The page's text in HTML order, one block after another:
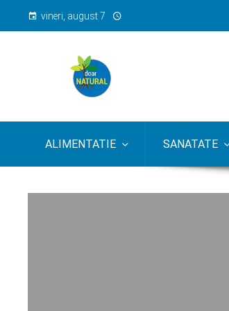
vineri, august 7
ALIMENTATIE SANATATE